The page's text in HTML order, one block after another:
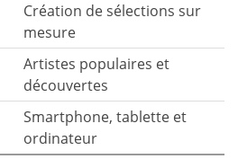
Création de sélections sur
mesure
Artistes populaires et
découvertes
Smartphone, tablette et
ordinateur